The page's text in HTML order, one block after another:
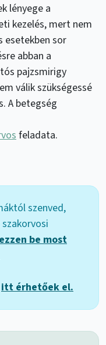
lényege a
kezelés, mert nem
esetekben sor
abban a
pajzsmirigy
válik szükségessé
A betegség
feladata.
szenved,
be most
itt érhetőek el.